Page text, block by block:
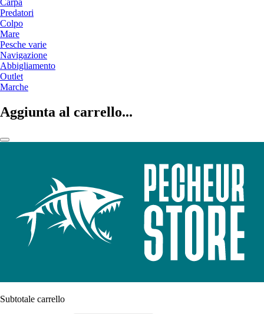
Predatori
Colpo
Mare
Pesche varie
Navigazione
Abbigliamento
Outlet
Marche
Aggiunta al carrello...
Subtotale carrello